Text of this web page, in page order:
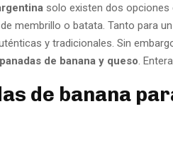
solo existen dos opciones
membrillo o batata. Tanto para
y tradicionales. Sin
de banana y queso.
de banana